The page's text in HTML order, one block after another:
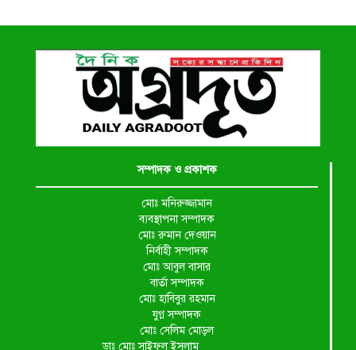
সম্পাদক ও প্রকাশক
মোঃ মনিরুজ্জামান
ব্যবস্থাপনা সম্পাদক
মোঃ রুমান দেওয়ান
নির্বাহী সম্পাদক
মোঃ আবুল বাসার
বার্তা সম্পাদক
মোঃ হাবিবুর রহমান
যুগ্ন সম্পাদক
মোঃ সেলিম মোড়ল
ডাঃ মোঃ সাইফুল ইসলাম